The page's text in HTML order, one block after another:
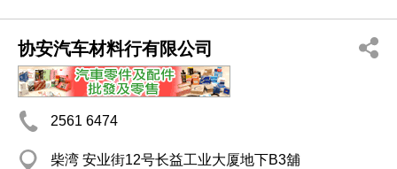
协安汽车材料行有限公司
2561 6474
柴湾 安业街12号长益工业大厦地下B3舖